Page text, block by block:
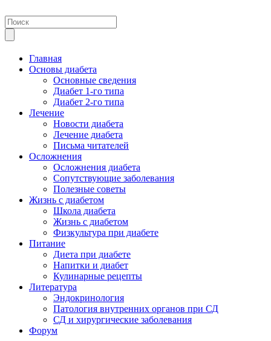
Главная
Основы диабета
Основные сведения
Диабет 1-го типа
Диабет 2-го типа
Лечение
Новости диабета
Лечение диабета
Письма читателей
Осложнения
Осложнения диабета
Сопутствующие заболевания
Полезные советы
Жизнь с диабетом
Школа диабета
Жизнь с диабетом
Физкультура при диабете
Питание
Диета при диабете
Напитки и диабет
Кулинарные рецепты
Литература
Эндокринология
Патология внутренних органов при СД
СД и хирургические заболевания
Форум